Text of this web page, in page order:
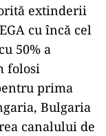
extinderii
cu încă cel
50% a
folosi
prima
Bulgaria
canalului de